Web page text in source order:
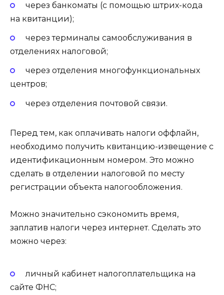
через банкоматы (с помощью штрих-кода
на квитанции);
через терминалы самообслуживания в
отделениях налоговой;
через отделения многофункциональных
центров;
через отделения почтовой связи.
Перед тем, как оплачивать налоги оффлайн,
необходимо получить квитанцию-извещение с
идентификационным номером. Это можно
сделать в отделении налоговой по месту
регистрации объекта налогообложения.
Можно значительно сэкономить время,
заплатив налоги через интернет. Сделать это
можно через:
личный кабинет налогоплательщика на
сайте ФНС;